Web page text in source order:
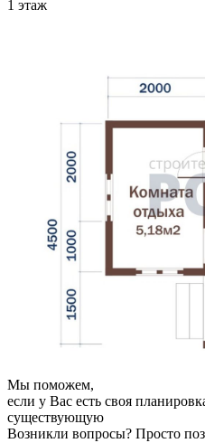
1 этаж
Мы поможем,
если у Вас есть своя
существующую
Возникли вопросы? Просто